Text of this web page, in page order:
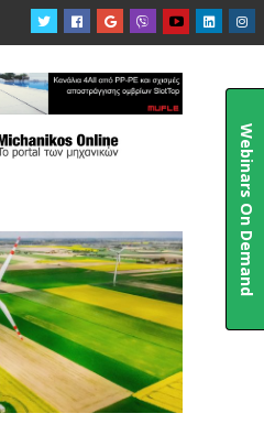

Webinars On Demand